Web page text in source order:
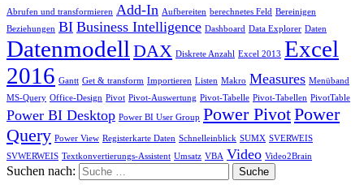
Abrufen und transformieren Add-In Aufbereiten berechnetes Feld Bereinigen
Beziehungen BI Business Intelligence Dashboard Data Explorer Daten
Datenmodell DAX Diskrete Anzahl Excel 2013 Excel
2016 Gantt Get & transform Importieren Listen Makro Measures Menüband
MS-Query Office-Design Pivot Pivot-Auswertung Pivot-Tabelle Pivot-Tabellen PivotTable
Power BI Desktop Power BI User Group Power PivotPower
Query Power View Registerkarte Daten Schnelleinblick SUMX SVERWEIS
SVWERWEIS Textkonvertierungs-Assistent Umsatz VBA Video Video2Brain
Suchen nach: